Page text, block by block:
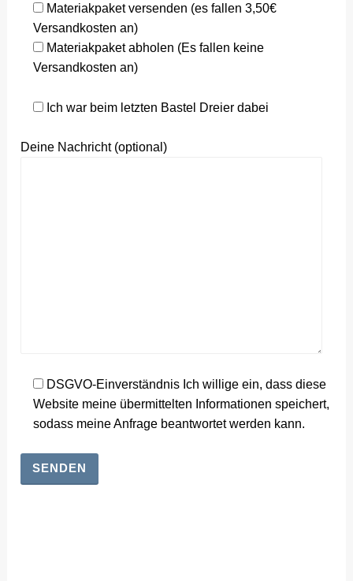
Materiakpaket versenden (es fallen 3,50€
Versandkosten an)
Materiakpaket abholen (Es fallen keine
Versandkosten an)
Ich war beim letzten Bastel Dreier dabei
Deine Nachricht (optional)
DSGVO-Einverständnis Ich willige ein, dass diese
Website meine übermittelten Informationen speichert,
sodass meine Anfrage beantwortet werden kann.